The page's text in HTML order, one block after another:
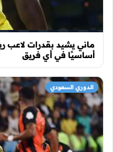
ماني يشيد بقدرات لاعب
أساسيًا في أي فريق
الدوري السعودي